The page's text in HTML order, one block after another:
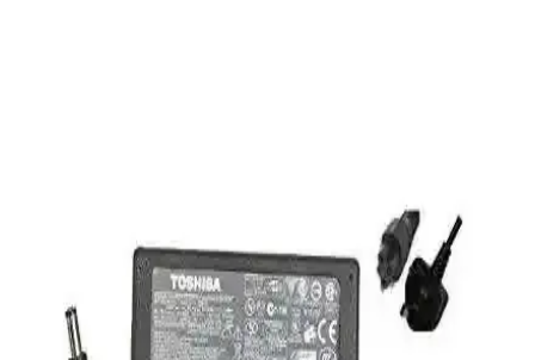
Eyfel Efs-2500, 250W güç çıkışıyla temel bilgisayar ihtiyaçlarına
uygun, fanlı soğutmalı ve dayanıklılık sorunlarıyla dikkat çeken bir
HP 255 G8 Dizüstü Bilgisayar İncelemesi: Günlük
Kullanım İçin Dengeli ve Güçlü Model